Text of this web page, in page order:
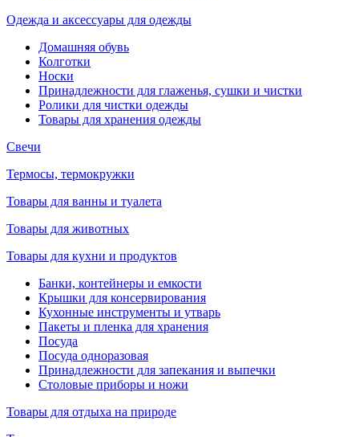
Одежда и аксессуары для одежды
Домашняя обувь
Колготки
Носки
Принадлежности для глаженья, сушки и чистки
Ролики для чистки одежды
Товары для хранения одежды
Свечи
Термосы, термокружки
Товары для ванны и туалета
Товары для животных
Товары для кухни и продуктов
Банки, контейнеры и емкости
Крышки для консервирования
Кухонные инструменты и утварь
Пакеты и пленка для хранения
Посуда
Посуда одноразовая
Принадлежности для запекания и выпечки
Столовые приборы и ножи
Товары для отдыха на природе